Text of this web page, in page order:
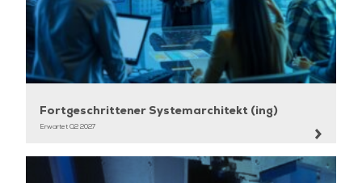
Fortgeschrittener Systemarchitekt (ing)
Erwartet Q2 2027